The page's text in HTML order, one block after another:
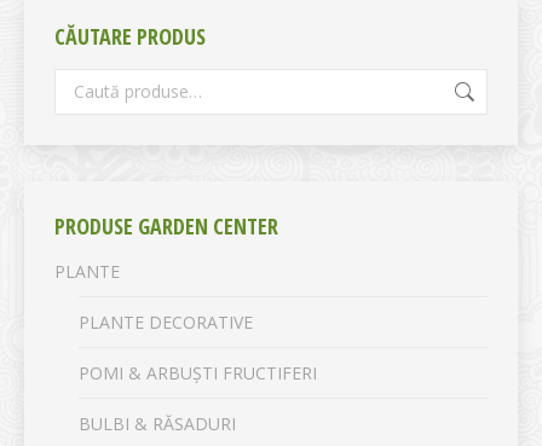
CĂUTARE PRODUS
PRODUSE GARDEN CENTER
PLANTE
PLANTE DECORATIVE
POMI & ARBUȘTI FRUCTIFERI
BULBI & RĂSADURI